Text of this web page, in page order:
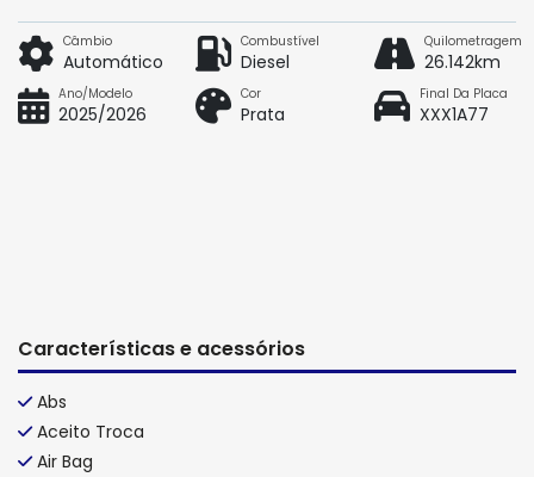
Câmbio
Automático
Combustível
Diesel
Quilometragem
26.142km
Ano/Modelo
2025/2026
Cor
Prata
Final Da Placa
XXX1A77
Características e acessórios
Abs
Aceito Troca
Air Bag